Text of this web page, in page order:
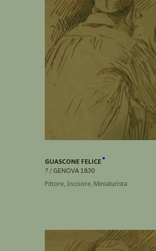
GUASCONE FELICE
? / GENOVA 1830
Pittore, Incisore, Miniaturista